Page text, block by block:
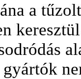
a
gyártók